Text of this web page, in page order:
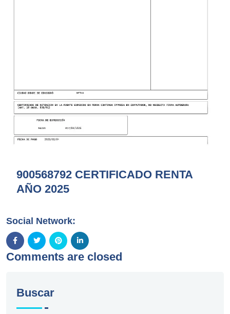
900568792 CERTIFICADO RENTA
AÑO 2025
Social Network:
Comments are closed
Buscar